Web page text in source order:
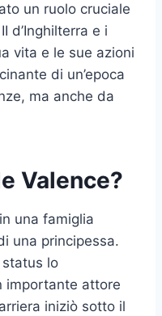
un ruolo cruciale
d’Inghilterra e i
vita e le sue azioni
di un’epoca
ma anche da
Valence?
una famiglia
una principessa.
lo
importante attore
iniziò sotto il